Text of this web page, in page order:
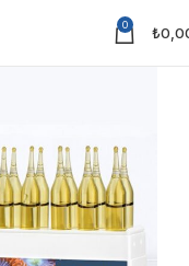
0 ₺